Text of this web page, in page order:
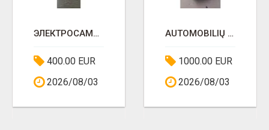
ЭЛЕКТРОСАМОКАТ
400.00 EUR
2026/08/03
AUTOMOBILIŲ SUPIRKIMAS
1000.00 EUR
2026/08/03